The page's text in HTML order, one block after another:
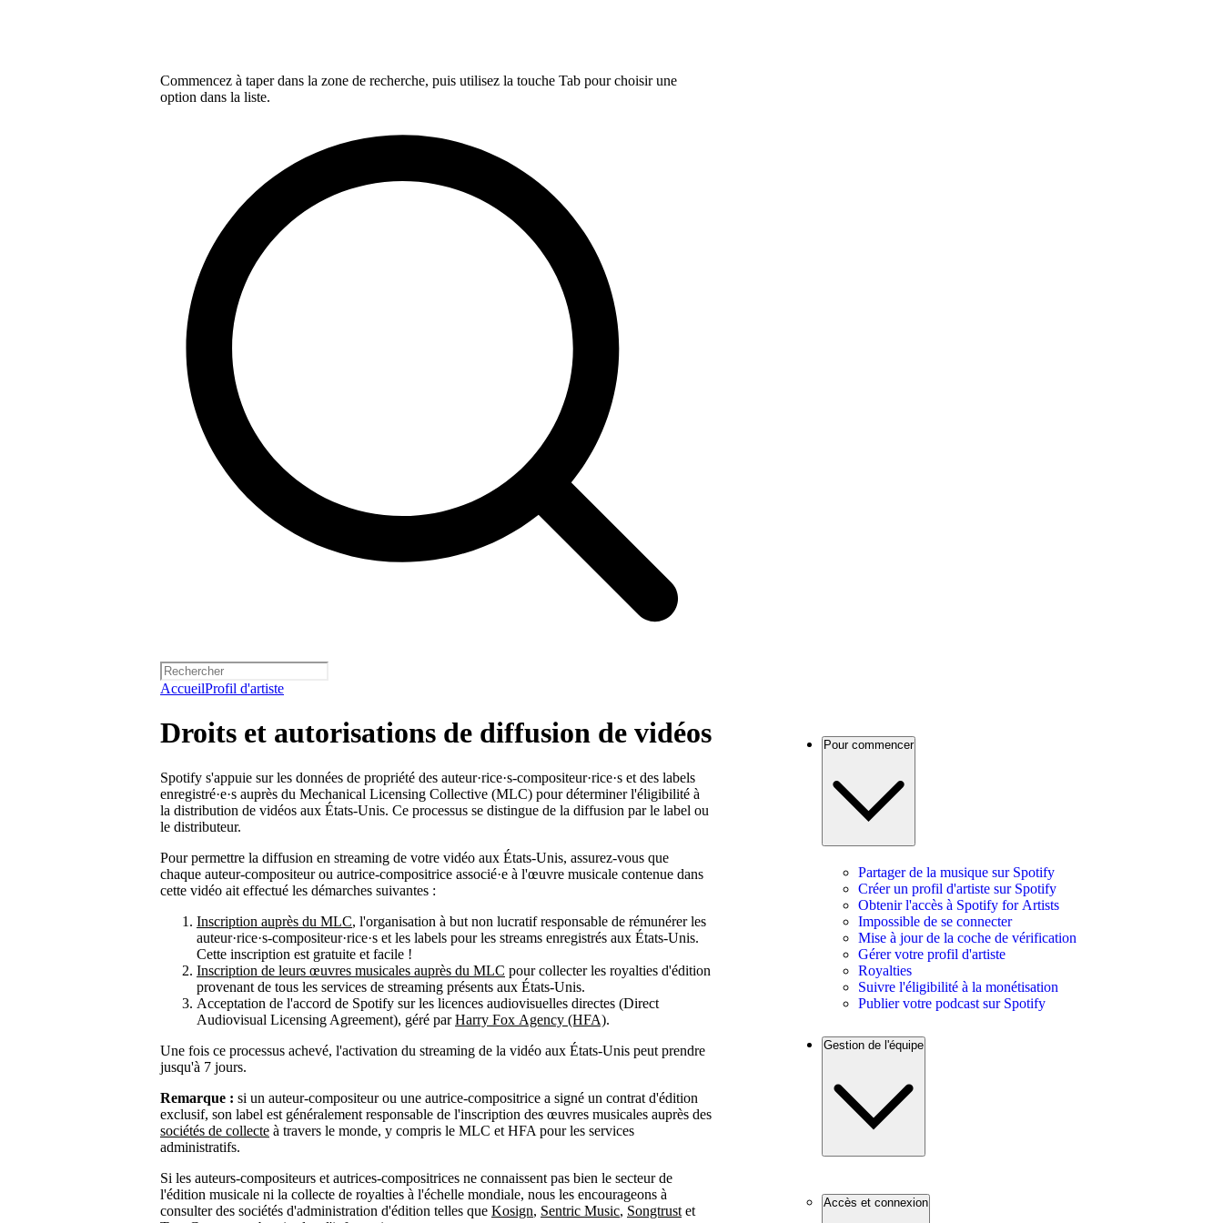
Commencez à taper dans la zone de recherche, puis utilisez la touche Tab pour choisir une
option dans la liste.
AccueilProfil d'artiste
Droits et autorisations de diffusion de vidéos
Spotify s'appuie sur les données de propriété des auteur·rice·s-compositeur·rice·s et des labels
enregistré·e·s auprès du Mechanical Licensing Collective (MLC) pour déterminer l'éligibilité à
la distribution de vidéos aux États-Unis. Ce processus se distingue de la diffusion par le label ou
le distributeur.
Pour permettre la diffusion en streaming de votre vidéo aux États-Unis, assurez-vous que
chaque auteur-compositeur ou autrice-compositrice associé·e à l'œuvre musicale contenue dans
cette vidéo ait effectué les démarches suivantes :
Inscription auprès du MLC, l'organisation à but non lucratif responsable de rémunérer les
auteur·rice·s-compositeur·rice·s et les labels pour les streams enregistrés aux États-Unis.
Cette inscription est gratuite et facile !
Inscription de leurs œuvres musicales auprès du MLC pour collecter les royalties d'édition
provenant de tous les services de streaming présents aux États-Unis.
Acceptation de l'accord de Spotify sur les licences audiovisuelles directes (Direct
Audiovisual Licensing Agreement), géré parHarry Fox Agency (HFA).
Une fois ce processus achevé, l'activation du streaming de la vidéo aux États-Unis peut prendre
jusqu'à 7 jours.
Remarque : si un auteur-compositeur ou une autrice-compositrice a signé un contrat d'édition
exclusif, son label est généralement responsable de l'inscription des œuvres musicales auprès des
sociétés de collecte à travers le monde, y compris le MLC et HFA pour les services
administratifs.
Si les auteurs-compositeurs et autrices-compositrices ne connaissent pas bien le secteur de
l'édition musicale ni la collecte de royalties à l'échelle mondiale, nous les encourageons à
consulter des sociétés d'administration d'édition telles que Kosign, Sentric Music, Songtrust et
Pour commencer
Partager de la musique sur Spotify
Créer un profil d'artiste sur Spotify
Obtenir l'accès à Spotify for Artists
Impossible de se connecter
Mise à jour de la coche de vérification
Gérer votre profil d'artiste
Royalties
Suivre l'éligibilité à la monétisation
Publier votre podcast sur Spotify
Gestion de l'équipe
Accès et connexion